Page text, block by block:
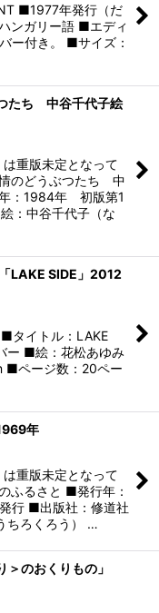
■1977年発行（だ
ンガリー語 ■エディ
ー付き。 ■サイズ：
たち 中谷千代子絵
重版未定となって
のどうぶつたち 中
：1984年 初版第1
：中谷千代子（な
LAKE SIDE」2012
タイトル：LAKE
ー ■絵：花松あゆみ
ページ数：20ペー
年
重版未定となって
ふるさと ■発行年：
行 ■出版社：修道社
ちろくろう） …
＞のおくりもの」